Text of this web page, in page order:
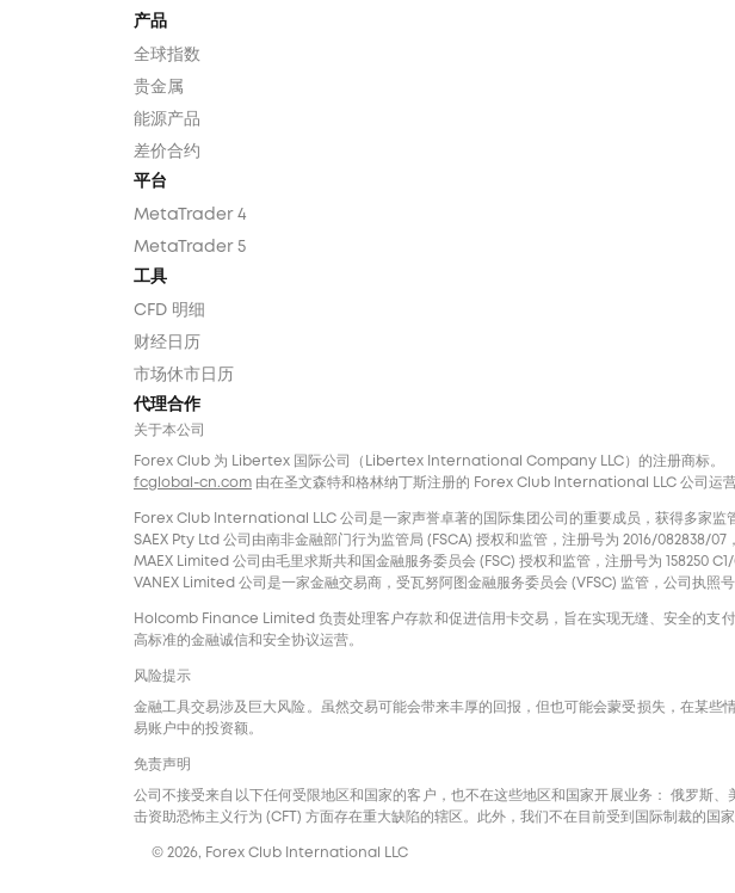
产品
全球指数
贵金属
能源产品
差价合约
平台
MetaTrader 4
MetaTrader 5
工具
CFD 明细
财经日历
市场休市日历
代理合作
关于本公司
Forex Club 为 Libertex 国际公司（Libertex International Company LLC）的注册商标。
fcglobal-cn.com 由在圣文森特和格林纳丁斯注册的 Forex Club International LLC 公司运营
Forex Club International LLC 公司是一家声誉卓著的国际集团公司的重要成员，获得多家监
SAEX Pty Ltd 公司由南非金融部门行为监管局 (FSCA) 授权和监管，注册号为 2016/082838/07，
MAEX Limited 公司由毛里求斯共和国金融服务委员会 (FSC) 授权和监管，注册号为 158250 C1/
VANEX Limited 公司是一家金融交易商，受瓦努阿图金融服务委员会 (VFSC) 监管，公司执照号
Holcomb Finance Limited 负责处理客户存款和促进信用卡交易，旨在实现无缝、安全的支付
高标准的金融诚信和安全协议运营。
风险提示
金融工具交易涉及巨大风险。虽然交易可能会带来丰厚的回报，但也可能会蒙受损失，在某
易账户中的投资额。
免责声明
公司不接受来自以下任何受限地区和国家的客户，也不在这些地区和国家开展业务： 俄罗斯
击资助恐怖主义行为 (CFT) 方面存在重大缺陷的辖区。此外，我们不在目前受到国际制裁的国
© 2026, Forex Club International LLC